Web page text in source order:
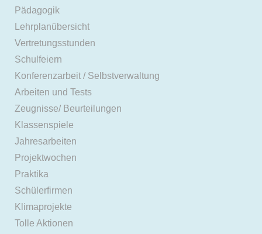
Pädagogik
Lehrplanübersicht
Vertretungsstunden
Schulfeiern
Konferenzarbeit / Selbstverwaltung
Arbeiten und Tests
Zeugnisse/ Beurteilungen
Klassenspiele
Jahresarbeiten
Projektwochen
Praktika
Schülerfirmen
Klimaprojekte
Tolle Aktionen